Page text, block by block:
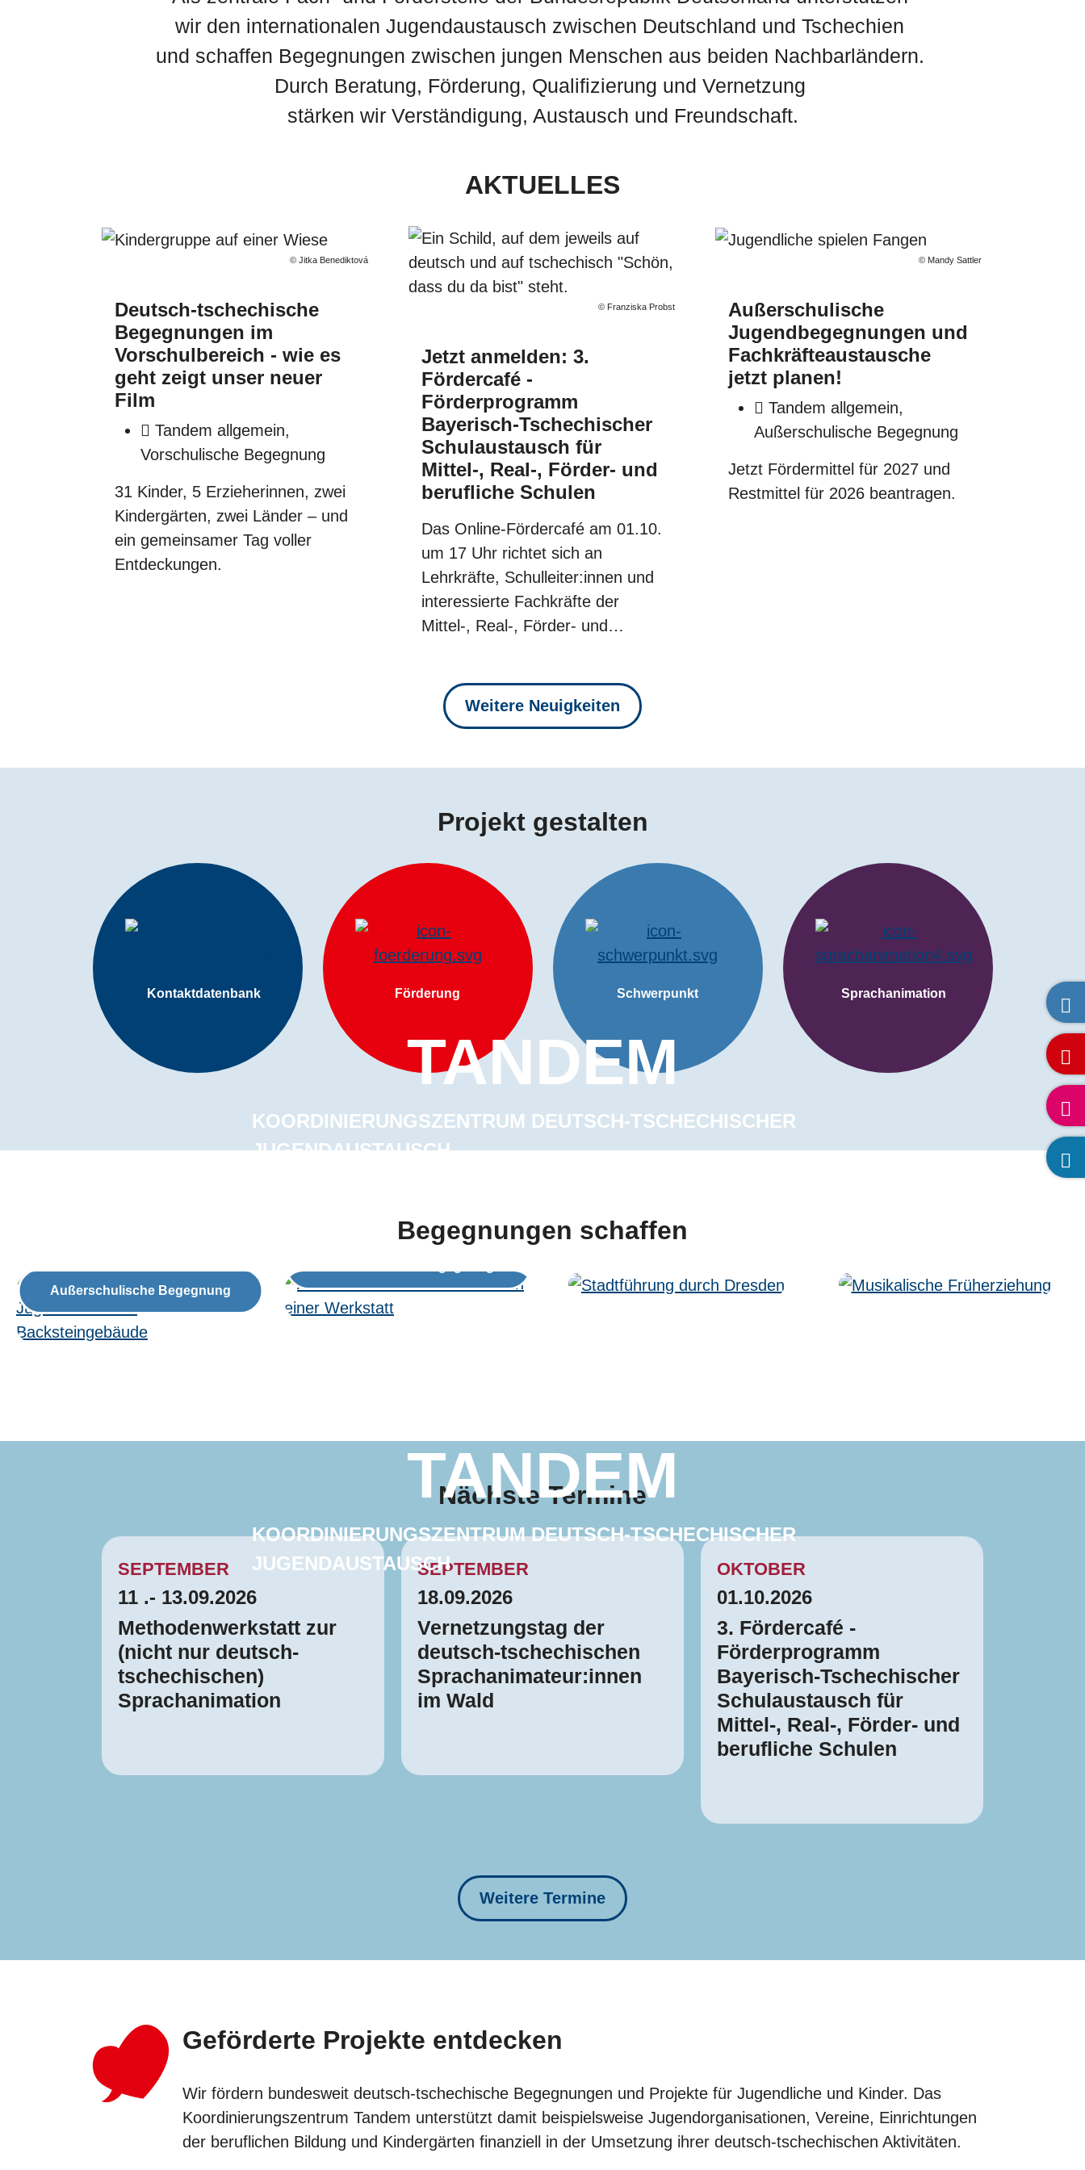
TANDEM
KOORDINIERUNGSZENTRUM DEUTSCH-TSCHECHISCHER
JUGENDAUSTAUSCH
TANDEM
KOORDINIERUNGSZENTRUM DEUTSCH-TSCHECHISCHER
TANDEM
KOORDINIERUNGSZENTRUM DEUTSCH-TSCHECHISCHER
JUGENDAUSTAUSCH
TANDEM
KOORDINIERUNGSZENTRUM DEUTSCH-TSCHECHISCHER
JUGENDAUSTAUSCH
wir den internationalen Jugendaustausch zwischen Deutschland und Tschechien
und schaffen Begegnungen zwischen jungen Menschen aus beiden Nachbarländern.
Durch Beratung, Förderung, Qualifizierung und Vernetzung
stärken wir Verständigung, Austausch und Freundschaft.
AKTUELLES
© Jitka Benediktová
Deutsch-tschechische
Begegnungen im
Vorschulbereich - wie es
geht zeigt unser neuer
Film
Tandem allgemein,
Vorschulische Begegnung
31 Kinder, 5 Erzieherinnen, zwei
Kindergärten, zwei Länder – und
ein gemeinsamer Tag voller
Entdeckungen.
© Franziska Probst
Jetzt anmelden: 3.
Fördercafé -
Förderprogramm
Bayerisch-Tschechischer
Schulaustausch für
Mittel-, Real-, Förder- und
berufliche Schulen
Das Online-Fördercafé am 01.10.
um 17 Uhr richtet sich an
Lehrkräfte, Schulleiter:innen und
interessierte Fachkräfte der
Mittel-, Real-, Förder- und…
© Mandy Sattler
Außerschulische
Jugendbegegnungen und
Fachkräfteaustausche
jetzt planen!
Tandem allgemein,
Außerschulische Begegnung
Jetzt Fördermittel für 2027 und
Restmittel für 2026 beantragen.
Weitere Neuigkeiten
Projekt gestalten
Kontaktdatenbank Förderung Schwerpunkt Sprachanimation
Begegnungen schaffen
Außerschulische Begegnung
Schulische Begegnung
Nächste Termine
SEPTEMBER
11 .- 13.09.2026
Methodenwerkstatt zur
(nicht nur deutsch-
tschechischen)
Sprachanimation
SEPTEMBER
18.09.2026
Vernetzungstag der
deutsch-tschechischen
Sprachanimateur:innen
im Wald
OKTOBER
01.10.2026
3. Fördercafé -
Förderprogramm
Bayerisch-Tschechischer
Schulaustausch für
Mittel-, Real-, Förder- und
berufliche Schulen
Weitere Termine
Geförderte Projekte entdecken
Wir fördern bundesweit deutsch-tschechische Begegnungen und Projekte für Jugendliche und Kinder. Das
Koordinierungszentrum Tandem unterstützt damit beispielsweise Jugendorganisationen, Vereine, Einrichtungen
der beruflichen Bildung und Kindergärten finanziell in der Umsetzung ihrer deutsch-tschechischen Aktivitäten.